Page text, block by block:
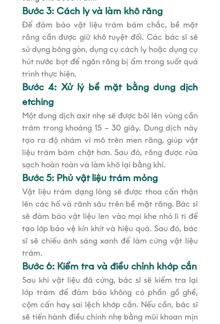
Bước 3: Cách ly và làm khô răng
Để đảm bảo vật liệu trám bám chắc, bề mặt
răng cần được giữ khô tuyệt đối. Các bác sĩ sẽ
sử dụng bông gòn, dụng cụ cách ly hoặc dụng cụ
hút nước bọt để ngăn răng bị ẩm trong suốt quá
trình thực hiện.
Bước 4: Xử lý bề mặt bằng dung dịch
etching
Một dung dịch axit nhẹ sẽ được bôi lên vùng cần
trám trong khoảng 15 – 30 giây. Dung dịch này
tạo ra độ nhám vi mô trên men răng, giúp vật
liệu trám bám chặt hơn. Sau đó, răng được rửa
sạch hoàn toàn và làm khô lại bằng khí.
Bước 5: Phủ vật liệu trám mỏng
Vật liệu trám dạng lỏng sẽ được thoa cẩn thận
lên các hố và rãnh sâu trên bề mặt răng. Bác sĩ
sẽ đảm bảo vật liệu len vào mọi khe nhỏ li ti để
tạo lớp bảo vệ kín khít và hiệu quả. Sau đó, bác
sĩ sẽ chiếu ánh sáng xanh để làm cứng vật liệu
trám.
Bước 6: Kiểm tra và điều chỉnh khớp cắn
Sau khi vật liệu đã cứng, bác sĩ sẽ kiểm tra lại
lớp trám để đảm bảo không có phần gồ ghề,
cộm cấn hay sai lệch khớp cắn. Nếu cần, bác sĩ
sẽ tiến hành điều chỉnh nhẹ bằng mũi khoan mịn